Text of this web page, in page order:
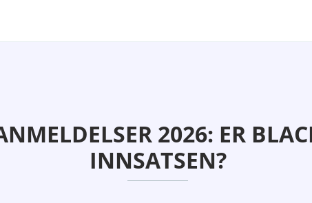
2026: ER
INNSATSEN?